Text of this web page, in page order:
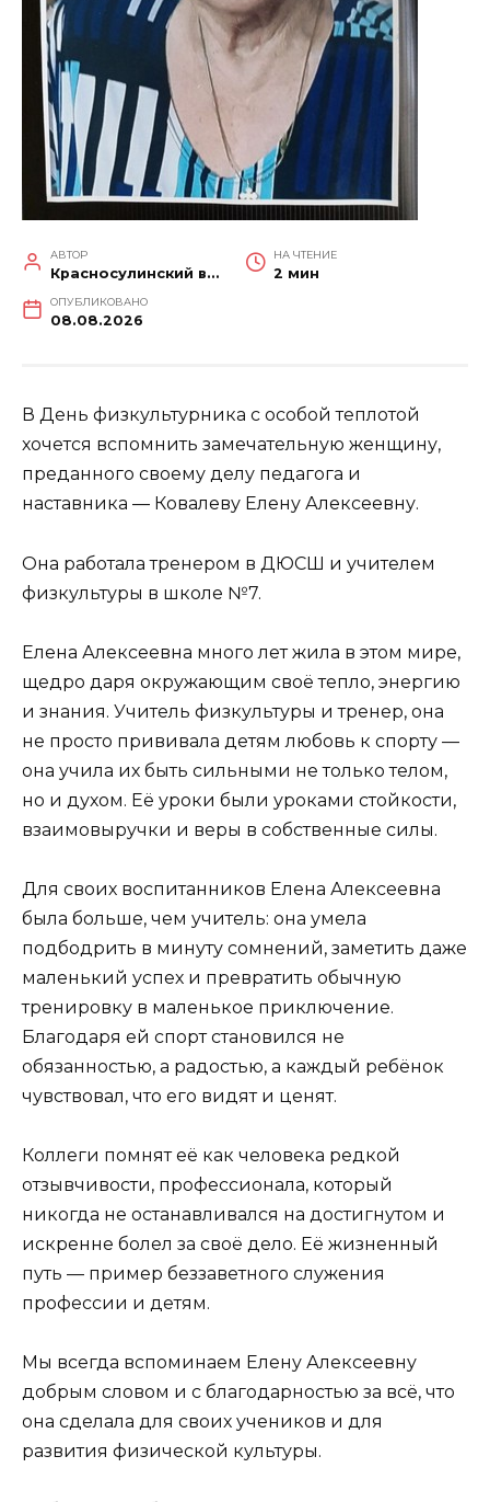
АВТОР
Красносулинский вестник
НА ЧТЕНИЕ
2 мин
ОПУБЛИКОВАНО
08.08.2026
В День физкультурника с особой теплотой
хочется вспомнить замечательную женщину,
преданного своему делу педагога и
наставника — Ковалеву Елену Алексеевну.
Она работала тренером в ДЮСШ и учителем
физкультуры в школе №7.
Елена Алексеевна много лет жила в этом мире,
щедро даря окружающим своё тепло, энергию
и знания. Учитель физкультуры и тренер, она
не просто прививала детям любовь к спорту —
она учила их быть сильными не только телом,
но и духом. Её уроки были уроками стойкости,
взаимовыручки и веры в собственные силы.
Для своих воспитанников Елена Алексеевна
была больше, чем учитель: она умела
подбодрить в минуту сомнений, заметить даже
маленький успех и превратить обычную
тренировку в маленькое приключение.
Благодаря ей спорт становился не
обязанностью, а радостью, а каждый ребёнок
чувствовал, что его видят и ценят.
Коллеги помнят её как человека редкой
отзывчивости, профессионала, который
никогда не останавливался на достигнутом и
искренне болел за своё дело. Её жизненный
путь — пример беззаветного служения
профессии и детям.
Мы всегда вспоминаем Елену Алексеевну
добрым словом и с благодарностью за всё, что
она сделала для своих учеников и для
развития физической культуры.